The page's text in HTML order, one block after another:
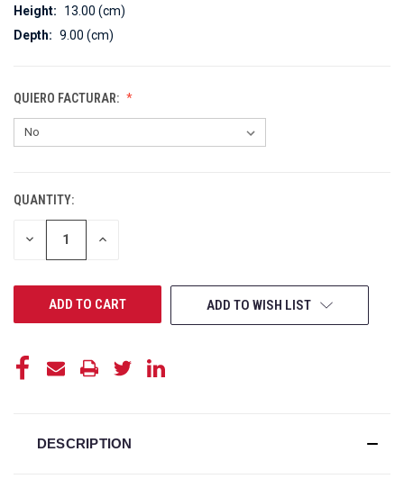
Height:
13.00 (cm)
Depth: 9.00 (cm)
QUIERO FACTURAR:
CURRENT
STOCK:
QUANTITY:
DECREASE INCREASE
ADD TO WISH LIST
DESCRIPTION